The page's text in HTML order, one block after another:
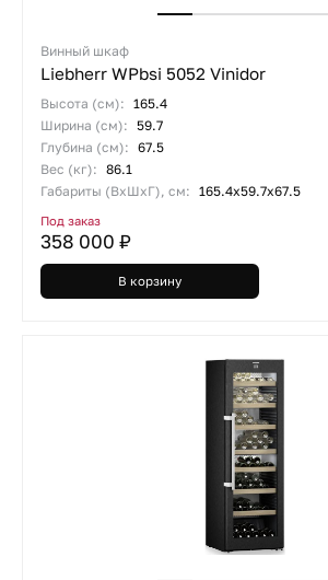
Винный шкаф
Liebherr WPbsi 5052 Vinidor
Высота (см): 165.4
Ширина (см): 59.7
Глубина (см): 67.5
Вес (кг): 86.1
Габариты (ВхШхГ), см: 165.4х59.7х67.5
Под заказ
358 000 ₽
В корзину